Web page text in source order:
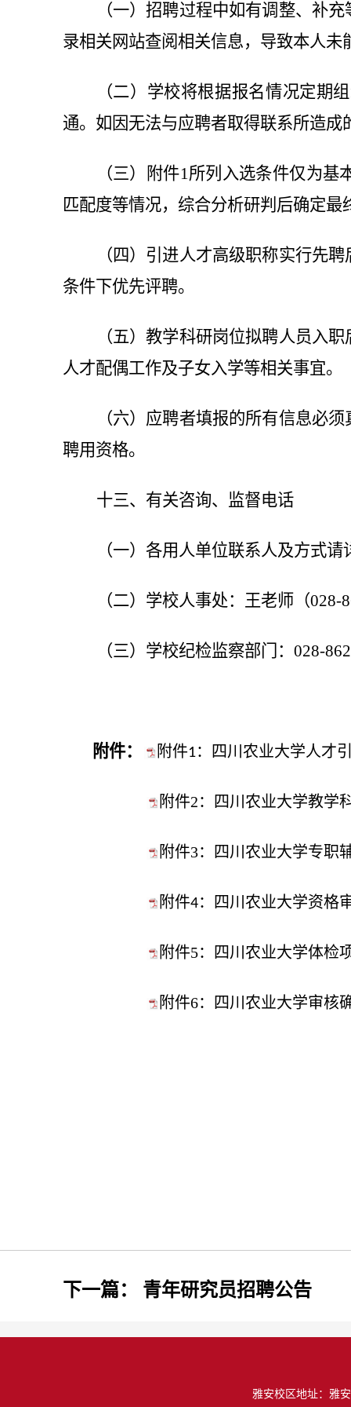
（一）招聘过程中如有调整、补
录相关网站查阅相关信息，导致本人
（二）学校将根据报名情况定期
通。如因无法与应聘者取得联系所造成
（三）附件1所列入选条件仅为
匹配度等情况，综合分析研判后确定最
（四）引进人才高级职称实行先
条件下优先评聘。
（五）教学科研岗位拟聘人员入
人才配偶工作及子女入学等相关事宜。
（六）应聘者填报的所有信息必
聘用资格。
十三、有关咨询、监督电话
（一）各用人单位联系人及方式请
（二）学校人事处：王老师（
（三）学校纪检监察部门：028-
附件： 附件1：四川农业大学人才
附件2：四川农业大学教学
附件3：四川农业大学专职
附件4：四川农业大学资格
附件5：四川农业大学体检
附件6：四川农业大学审核
下一篇： 青年研究员招聘公告
雅安校区地址：雅